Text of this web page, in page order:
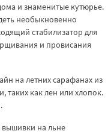
и знаменитые кутюрье.
необыкновенно
стабилизатор для
и провисания
на летних сарафанах из
таких как лен или хлопок.
вышивки на льне